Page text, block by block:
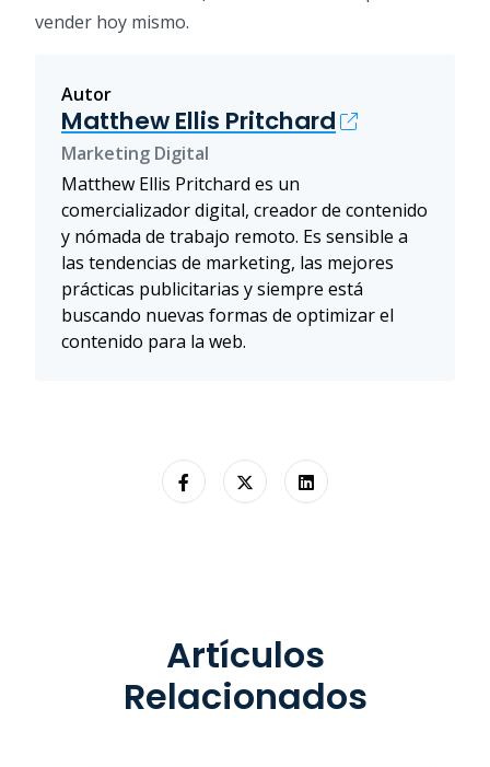
vender hoy mismo.
Autor
Matthew Ellis Pritchard
Marketing Digital
Matthew Ellis Pritchard es un
comercializador digital, creador de contenido
y nómada de trabajo remoto. Es sensible a
las tendencias de marketing, las mejores
prácticas publicitarias y siempre está
buscando nuevas formas de optimizar el
contenido para la web.
Artículos
Relacionados